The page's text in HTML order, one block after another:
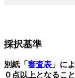
採択基準
別紙「 審査表 」に
０点以上となるこ